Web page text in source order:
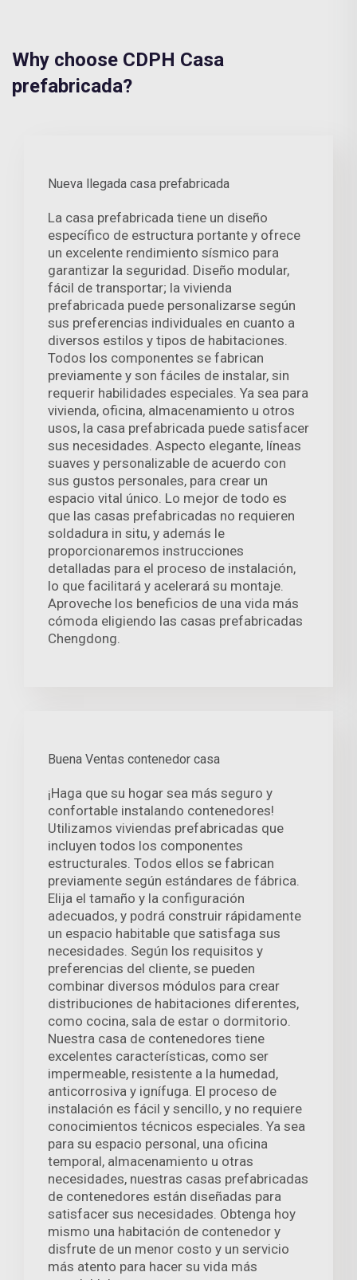
Why choose CDPH Casa
prefabricada?
Nueva llegada casa prefabricada
La casa prefabricada tiene un diseño
específico de estructura portante y ofrece
un excelente rendimiento sísmico para
garantizar la seguridad. Diseño modular,
fácil de transportar; la vivienda
prefabricada puede personalizarse según
sus preferencias individuales en cuanto a
diversos estilos y tipos de habitaciones.
Todos los componentes se fabrican
previamente y son fáciles de instalar, sin
requerir habilidades especiales. Ya sea para
vivienda, oficina, almacenamiento u otros
usos, la casa prefabricada puede satisfacer
sus necesidades. Aspecto elegante, líneas
suaves y personalizable de acuerdo con
sus gustos personales, para crear un
espacio vital único. Lo mejor de todo es
que las casas prefabricadas no requieren
soldadura in situ, y además le
proporcionaremos instrucciones
detalladas para el proceso de instalación,
lo que facilitará y acelerará su montaje.
Aproveche los beneficios de una vida más
cómoda eligiendo las casas prefabricadas
Chengdong.
Buena Ventas contenedor casa
¡Haga que su hogar sea más seguro y
confortable instalando contenedores!
Utilizamos viviendas prefabricadas que
incluyen todos los componentes
estructurales. Todos ellos se fabrican
previamente según estándares de fábrica.
Elija el tamaño y la configuración
adecuados, y podrá construir rápidamente
un espacio habitable que satisfaga sus
necesidades. Según los requisitos y
preferencias del cliente, se pueden
combinar diversos módulos para crear
distribuciones de habitaciones diferentes,
como cocina, sala de estar o dormitorio.
Nuestra casa de contenedores tiene
excelentes características, como ser
impermeable, resistente a la humedad,
anticorrosiva y ignífuga. El proceso de
instalación es fácil y sencillo, y no requiere
conocimientos técnicos especiales. Ya sea
para su espacio personal, una oficina
temporal, almacenamiento u otras
necesidades, nuestras casas prefabricadas
de contenedores están diseñadas para
satisfacer sus necesidades. Obtenga hoy
mismo una habitación de contenedor y
disfrute de un menor costo y un servicio
más atento para hacer su vida más